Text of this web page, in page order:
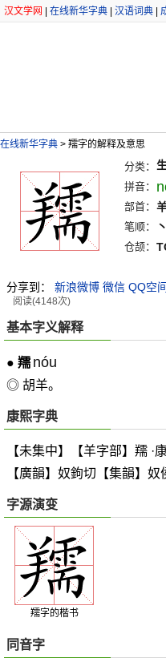
汉文学网 在线新华字典 汉语词典
在线新华字典 > 羺字的解释及意思
分类：
拼音：
部首：
笔顺：
仓颉：
分享到： 新浪微博 微信 QQ空间
阅读(4148次)
基本字义解释
● 羺 nóu
◎ 胡羊。
康熙字典
【未集中】【羊字部】羺
【廣韻】奴鉤切【集韻】奴
字源演变
羺字的楷书
同音字